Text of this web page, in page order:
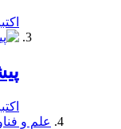
اکتبر 15,
اکتبر 10,
علم و